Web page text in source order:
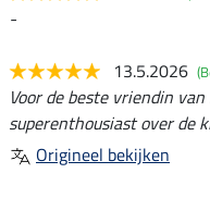
-
13.5.2026
Voor de beste vriendin
superenthousiast over de
Origineel bekijken